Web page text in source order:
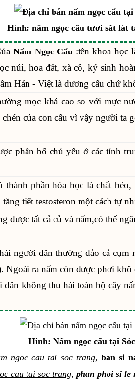
Hình: nấm ngọc cẩu tươi sắt lát
Nấm Ngọc Cẩu :tên khoa học
núi, hoa đất, xà cô, ký sinh
Hán - Việt là dương cẩu chứ
mọc khá cao so với mực
của con cẩu vì vậy người ta
phân bố chủ yếu ở các tỉnh
thành phần hóa học là chất
tiết testosteron một cách tự
được tất cả củ và nấm,có thể
người dân thường đảo cả cụm
Ngoài ra nấm còn được phơi khô
không thu hái toàn bộ cây
Hình: Nấm ngọc cẩu tại
ngoc cau tai soc trang, ban si
cau tai soc trang, phan phoi si le